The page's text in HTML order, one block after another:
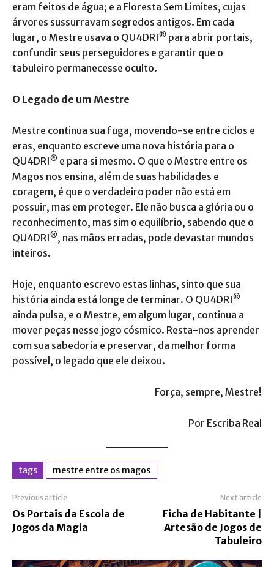
eram feitos de água; e a Floresta Sem Limites, cujas
árvores sussurravam segredos antigos. Em cada
lugar, o Mestre usava o QU4DRI® para abrir portais,
confundir seus perseguidores e garantir que o
tabuleiro permanecesse oculto.
O Legado de um Mestre
Mestre continua sua fuga, movendo-se entre ciclos e
eras, enquanto escreve uma nova história para o
QU4DRI® e para si mesmo. O que o Mestre entre os
Magos nos ensina, além de suas habilidades e
coragem, é que o verdadeiro poder não está em
possuir, mas em proteger. Ele não busca a glória ou o
reconhecimento, mas sim o equilíbrio, sabendo que o
QU4DRI®, nas mãos erradas, pode devastar mundos
inteiros.
Hoje, enquanto escrevo estas linhas, sinto que sua
história ainda está longe de terminar. O QU4DRI®
ainda pulsa, e o Mestre, em algum lugar, continua a
mover peças nesse jogo cósmico. Resta-nos aprender
com sua sabedoria e preservar, da melhor forma
possível, o legado que ele deixou.
Força, sempre, Mestre!
Por Escriba Real
tags mestre entre os magos
Previous article
Os Portais da Escola de
Jogos da Magia
Next article
Ficha de Habitante |
Artesão de Jogos de
Tabuleiro